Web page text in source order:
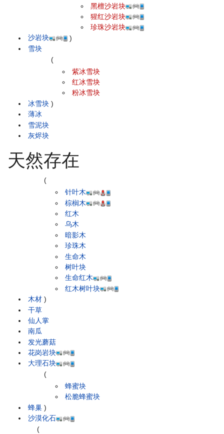
沙岩块
黑檀沙岩块
猩红沙岩块
珍珠沙岩块
)
雪块
冰雪块
(
紫冰雪块
红冰雪块
粉冰雪块
)
薄冰
雪泥块
灰烬块
天然存在
木材
(
针叶木
棕榈木
红木
乌木
暗影木
珍珠木
生命木
树叶块
生命红木
红木树叶块
)
干草
仙人掌
南瓜
发光蘑菇
花岗岩块
大理石块
蜂巢
(
蜂蜜块
松脆蜂蜜块
)
沙漠化石
(